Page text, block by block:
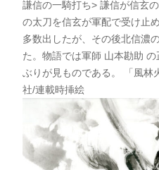
謙信の一騎打ち> 謙信が信玄
の太刀を信玄が軍配で受け止
多数出したが、その後北信濃
た。物語では軍師 山本勘助
ぶりが見ものである。 「風林
社/連載時挿絵